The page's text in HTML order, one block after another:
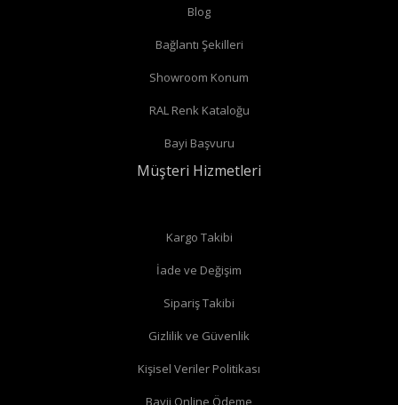
Radyatör borularınız duvardan çıkıyor ve radyatörün yan
köşe vana
alabilirsiniz.
Radyatör borularınız duvardan çıkıyor ve radyatörün arka
düz vanaalabilirsiniz.
Düz radyatör vanalarında
Blog
Bağlantı Şekilleri
Showroom Konum
RAL Renk Kataloğu
Bayi Başvuru
Müşteri Hizmetleri
Kargo Takibi
İade ve Değişim
Sipariş Takibi
Gizlilik ve Güvenlik
Kişisel Veriler Politikası
Bayii Online Ödeme